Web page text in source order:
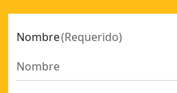
Nombre(Requerido)